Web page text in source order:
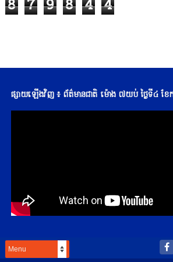
8 7 9 8 4 4
ផ្សាយឡើងវិញ ៖ ព័ត៌មានជាតិ ម៉ោង ៧យប់ ថ្ងៃទី៤ ខែ